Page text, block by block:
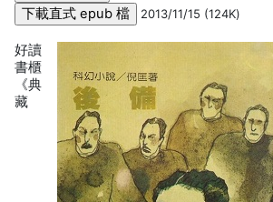
2013/11/15 (124K)
好讀
書櫃
《典
藏